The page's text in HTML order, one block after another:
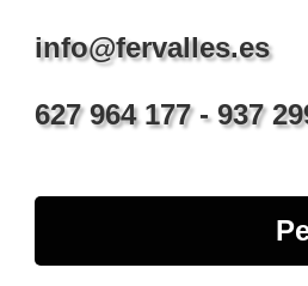
info@fervalles.es
627 964 177 - 937